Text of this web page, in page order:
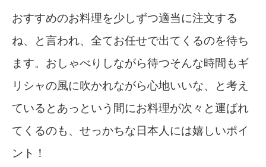
おすすめのお料理を少しずつ適当に注文する
ね、と言われ、全てお任せで出てくるのを待ち
ます。おしゃべりしながら待つそんな時間もギ
リシャの風に吹かれながら心地いいな、と考え
ているとあっという間にお料理が次々と運ばれ
てくるのも、せっかちな日本人には嬉しいポイ
ント！